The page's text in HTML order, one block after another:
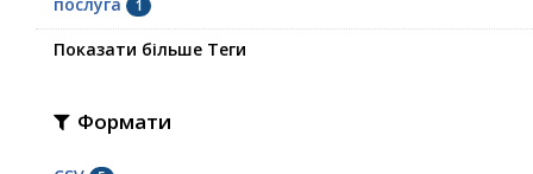
1
Показати більше Теги
Формати